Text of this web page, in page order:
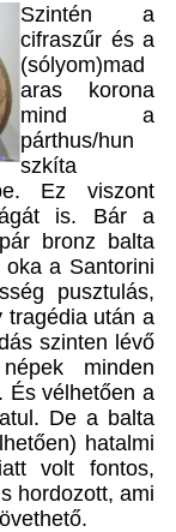
Szintén a
cifraszűr és a
(sólyom)mad
aras korona
mind a
párthus/hun
szkíta
Ez viszont
is. Bár a
bronz balta
a Santorini
pusztulás,
tragédia után a
szinten lévő
minden
És vélhetően a
De a balta
hatalmi
volt fontos,
hordozott, ami